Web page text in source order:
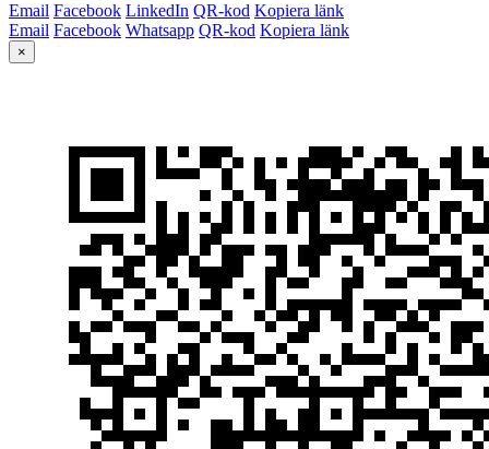
Email Facebook LinkedIn QR-kod Kopiera länk
Email Facebook Whatsapp QR-kod Kopiera länk
×